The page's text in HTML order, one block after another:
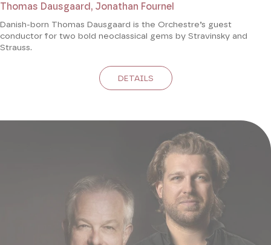
Thomas Dausgaard, Jonathan Fournel
Danish-born Thomas Dausgaard is the Orchestre’s guest
conductor for two bold neoclassical gems by Stravinsky and
Strauss.
DETAILS